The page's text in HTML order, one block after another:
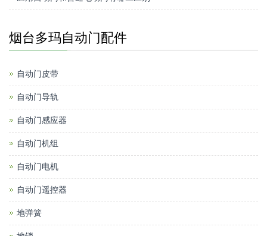
烟台多玛自动门配件
自动门皮带
自动门导轨
自动门感应器
自动门机组
自动门电机
自动门遥控器
地弹簧